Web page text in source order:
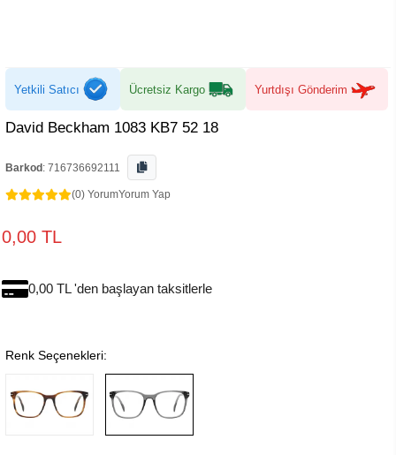
Yetkili Satıcı Ücretsiz Kargo Yurtdışı Gönderim
David Beckham 1083 KB7 52 18
Barkod : 716736692111
(0) YorumYorum Yap
0,00 TL
0,00 TL 'den başlayan taksitlerle
Renk Seçenekleri: